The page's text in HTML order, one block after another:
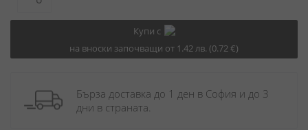
Купи с
на вноски започващи от 1.42 лв. (0.72 €)
Бърза доставка до 1 ден в София и до 3
дни в страната.